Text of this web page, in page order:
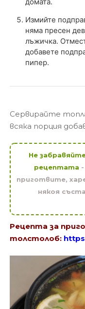
домата.
Измийте
няма пресен
лъжичка.
добавете
пипер.
Сервирайте
всяка порция
Не
рецептата
приготвите,
някоя
Рецепта за
толстолоб: